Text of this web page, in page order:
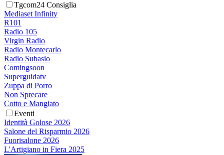
Tgcom24 Consiglia
Mediaset Infinity
R101
Radio 105
Virgin Radio
Radio Montecarlo
Radio Subasio
Comingsoon
Superguidatv
Zuppa di Porro
Non Sprecare
Cotto e Mangiato
Eventi
Identità Golose 2026
Salone del Risparmio 2026
Fuorisalone 2026
L'Artigiano in Fiera 2025